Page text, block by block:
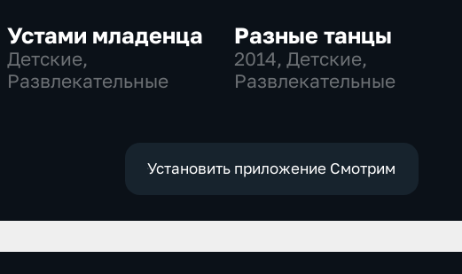
Устами младенца
Детские,
Развлекательные
Разные танцы
2014, Детские,
Развлекательные
Установить приложение Смотрим